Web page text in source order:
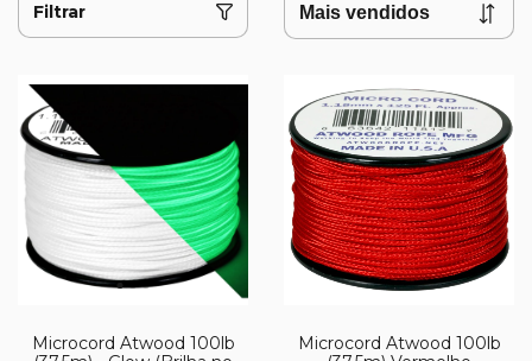
Filtrar
Microcord Atwood 100lb
Microcord Atwood 100lb